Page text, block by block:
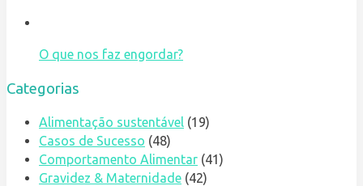
O que nos faz engordar?
Categorias
Alimentação sustentável (19)
Casos de Sucesso (48)
Comportamento Alimentar (41)
Gravidez & Maternidade (42)